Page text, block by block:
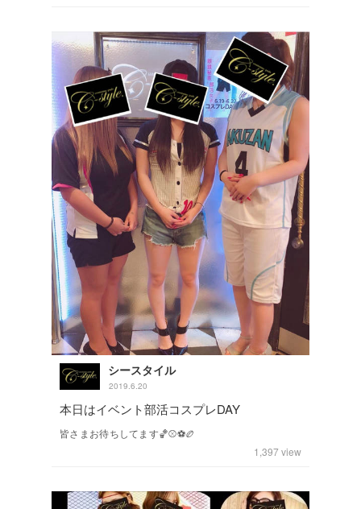
シースタイル
2019.6.20
本日はイベント部活コスプレDAY
皆さまお待ちしてます🏀⚾️⚽️🏉
1,397view